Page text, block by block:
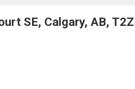
SE, Calgary, AB,